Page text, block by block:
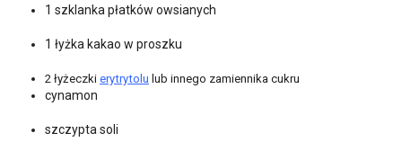
1 szklanka płatków owsianych
1 łyżka kakao w proszku
2 łyżeczki erytrytolu lub innego zamiennika cukru
cynamon
szczypta soli